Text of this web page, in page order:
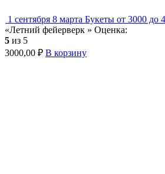
1 сентября 8 марта Букеты от 3000 до
«Летний фейерверк » Оценка:
5 из 5
3000,00 ₽ В корзину